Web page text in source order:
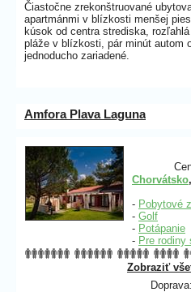
Čiastočne zrekonštruované
apartmánmi v blízkosti menšej
kúsok od centra strediska,
pláže v blízkosti, pár minút autom
jednoducho zariadené.
Amfora Plava Laguna
Chorvátsko,
- Pobytové
- Golf
- Potápanie
- Pre rodiny
Zobraziť
Doprava: